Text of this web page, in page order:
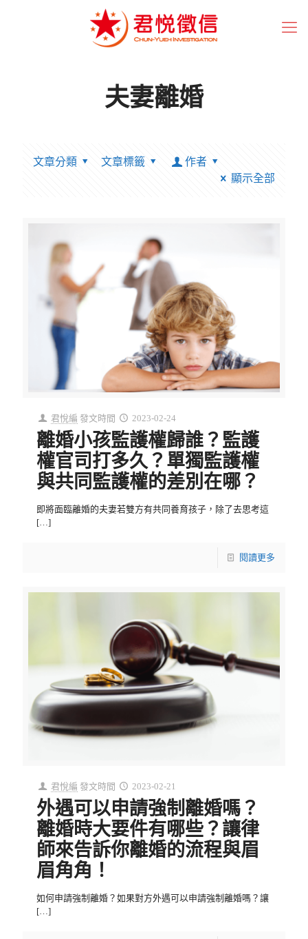
夫妻離婚
文章分類 文章標籤
作者
顯示全部
君悅編 發文時間 2023-02-24
離婚小孩監護權歸誰？監護
權官司打多久？單獨監護權
與共同監護權的差別在哪？
即將面臨離婚的夫妻若雙方有共同養育孩子，除了去思考這
[…]
閱讀更多
君悅編 發文時間 2023-02-21
外遇可以申請強制離婚嗎？
離婚時大要件有哪些？讓律
師來告訴你離婚的流程與眉
眉角角！
如何申請強制離婚？如果對方外遇可以申請強制離婚嗎？讓
[…]